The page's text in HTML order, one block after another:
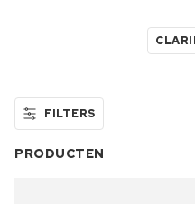
FILTERS
PRODUCTEN